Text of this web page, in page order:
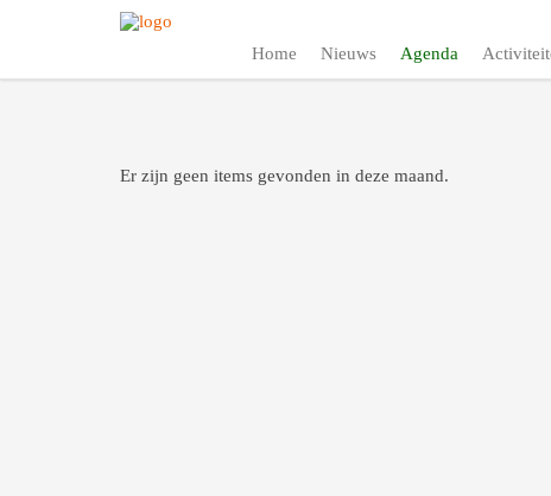
Home Nieuws Agenda
Er zijn geen items gevonden in deze maand.